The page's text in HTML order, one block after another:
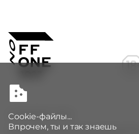
© BI.ZONE, 2024
Политика конфиденциальности
Cookie-файлы...
Впрочем, ты и так знаешь